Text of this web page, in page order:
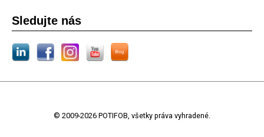
Sledujte nás
© 2009-2026 POTIFOB, všetky práva vyhradené.